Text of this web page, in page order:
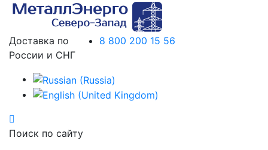
Доставка по
России и СНГ
8 800 200 15 56
Поиск по сайту